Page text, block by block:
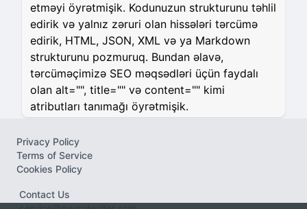
etməyi öyrətmişik. Kodunuzun strukturunu təhlil
edirik və yalnız zəruri olan hissələri tərcümə
edirik, HTML, JSON, XML və ya Markdown
strukturunu pozmuruq. Bundan əlavə,
tərcüməçimizə SEO məqsədləri üçün faydalı
olan alt="", title="" və content="" kimi
atributları tanımağı öyrətmişik.
Contact Us
Privacy Policy
Terms of Service
Cookies Policy